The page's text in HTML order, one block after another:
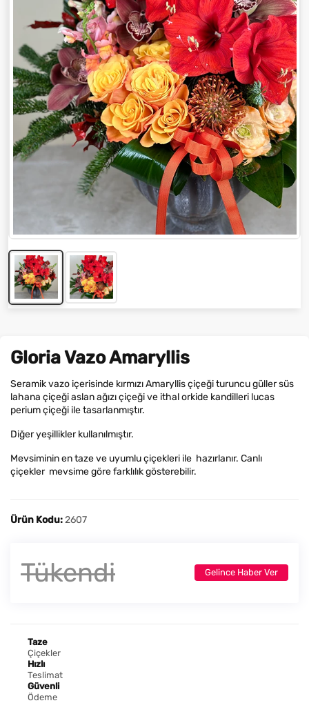
Gloria Vazo Amaryllis
Seramik vazo içerisinde kırmızı Amaryllis çiçeği turuncu güller süs
lahana çiçeği aslan ağızı çiçeği ve ithal orkide kandilleri lucas
perium çiçeği ile tasarlanmıştır.
Diğer yeşillikler kullanılmıştır.
Mevsiminin en taze ve uyumlu çiçekleri ile hazırlanır. Canlı
çiçekler mevsime göre farklılık gösterebilir.
Ürün Kodu:2607
Tükendi Gelince Haber Ver
Taze
Çiçekler
Hızlı
Teslimat
Güvenli
Ödeme